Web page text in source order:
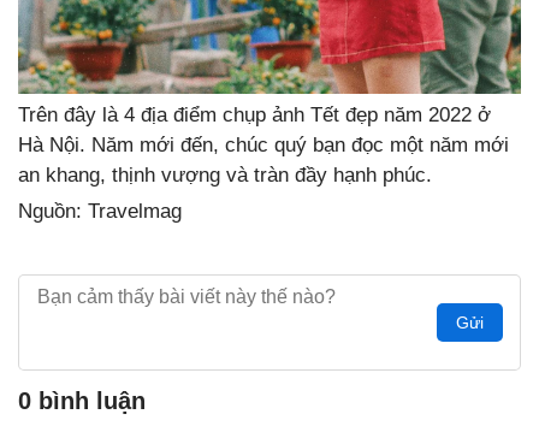
Trên đây là 4 địa điểm chụp ảnh Tết đẹp năm 2022 ở
Hà Nội. Năm mới đến, chúc quý bạn đọc một năm mới
an khang, thịnh vượng và tràn đầy hạnh phúc.
Nguồn: Travelmag
Gửi
0 bình luận